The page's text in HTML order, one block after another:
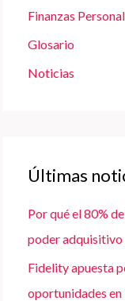
p
o
r
Finanzas
Glosario
Noticias
Últimas
Por qué el 80%
poder adquisitivo
Fidelity apuesta
oportunidades